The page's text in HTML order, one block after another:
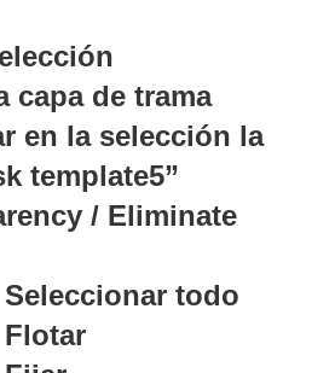
capa de trama
en la selección la
template5”
/ Eliminate
todo